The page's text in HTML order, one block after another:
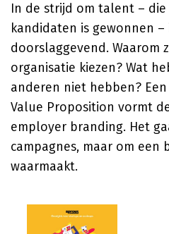
In de strijd om talent –
kandidaten is gewonnen –
doorslaggevend. Waarom
organisatie kiezen? Wat
anderen niet hebben?
Value Proposition vormt
employer branding. Het
campagnes, maar om
waarmaakt.